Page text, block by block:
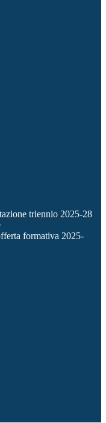
triennio 2025-28
formativa 2025-